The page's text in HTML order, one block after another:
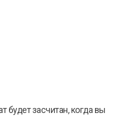
будет засчитан, когда вы